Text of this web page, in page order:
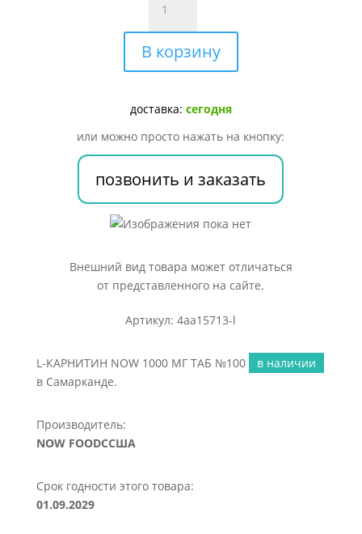
товара
L-
КАРНИТИН
NOW
МГ
№100
В корзину
доставка: сегодня
или можно просто нажать на кнопку:
позвонить и заказать
Внешний вид товара может отличаться
от представленного на сайте.
Артикул: 4aa15713-l
L-КАРНИТИН NOW 1000 МГ ТАБ №100
в наличии
в Самарканде.
Производитель:
NOW FOODCСША
Срок годности этого товара:
01.09.2029